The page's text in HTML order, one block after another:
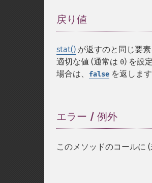
戻り値
stat() が返すのと同じ要
適切な値 (通常は 0) を設
場合は、
false を返します
エラー / 例外
このメソッドのコールに